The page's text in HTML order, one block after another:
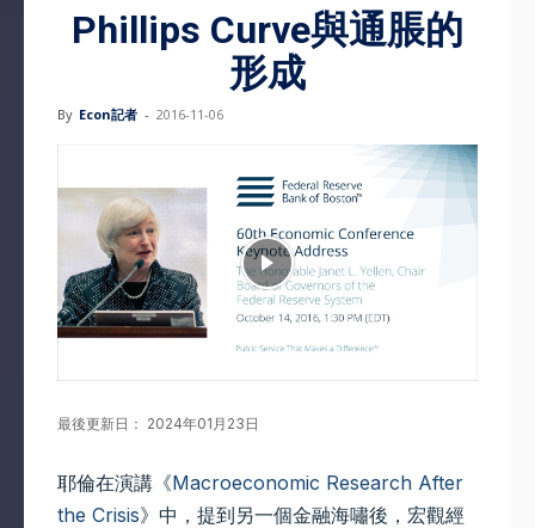
Phillips Curve與通脹的
形成
By Econ記者 - 2016-11-06
最後更新日： 2024年01月23日
耶倫在演講《Macroeconomic Research After
the Crisis》中，提到另一個金融海嘯後，宏觀經